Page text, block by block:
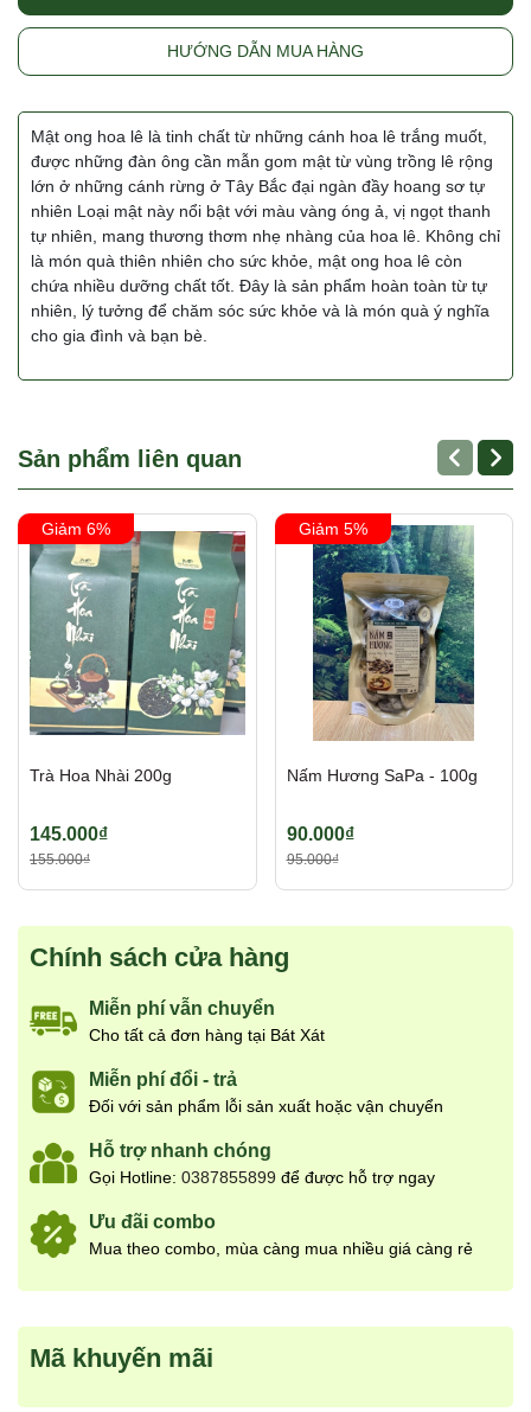
HƯỚNG DẪN MUA HÀNG
Mật ong hoa lê là tinh chất từ những cánh hoa lê trắng muốt,
được những đàn ông cần mẫn gom mật từ vùng trồng lê rộng
lớn ở những cánh rừng ở Tây Bắc đại ngàn đầy hoang sơ tự
nhiên Loại mật này nổi bật với màu vàng óng ả, vị ngọt thanh
tự nhiên, mang thương thơm nhẹ nhàng của hoa lê. Không chỉ
là món quà thiên nhiên cho sức khỏe, mật ong hoa lê còn
chứa nhiều dưỡng chất tốt. Đây là sản phẩm hoàn toàn từ tự
nhiên, lý tưởng để chăm sóc sức khỏe và là món quà ý nghĩa
cho gia đình và bạn bè.
Sản phẩm liên quan
Giảm 6%
Trà Hoa Nhài 200g
145.000₫
155.000₫
Giảm 5%
Nấm Hương SaPa - 100g
90.000₫
95.000₫
Chính sách cửa hàng
Miễn phí vẫn chuyển
Cho tất cả đơn hàng tại Bát Xát
Miễn phí đổi - trả
Đối với sản phẩm lỗi sản xuất hoặc vận chuyển
Hỗ trợ nhanh chóng
Gọi Hotline: 0387855899 để được hỗ trợ ngay
Ưu đãi combo
Mua theo combo, mùa càng mua nhiều giá càng rẻ
Mã khuyến mãi